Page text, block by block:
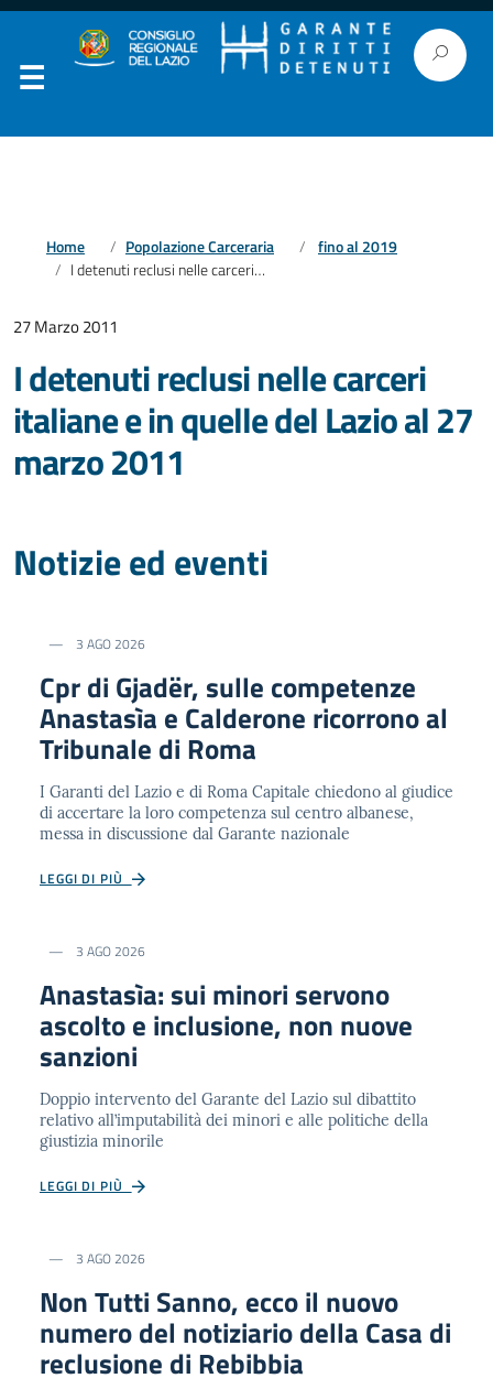
Home Popolazione Carceraria
fino al 2019
I detenuti reclusi nelle carceri italiane e in quelle del Lazio al 27 marzo 2011
27 Marzo 2011
I detenuti reclusi nelle carceri
italiane e in quelle del Lazio al 27
marzo 2011
Notizie ed eventi
3 AGO 2026
Cpr di Gjadër, sulle competenze
Anastasìa e Calderone ricorrono al
Tribunale di Roma
I Garanti del Lazio e di Roma Capitale chiedono al giudice
di accertare la loro competenza sul centro albanese,
messa in discussione dal Garante nazionale
LEGGI DI PIÙ
3 AGO 2026
Anastasìa: sui minori servono
ascolto e inclusione, non nuove
sanzioni
Doppio intervento del Garante del Lazio sul dibattito
relativo all’imputabilità dei minori e alle politiche della
giustizia minorile
LEGGI DI PIÙ
3 AGO 2026
Non Tutti Sanno, ecco il nuovo
numero del notiziario della Casa di
reclusione di Rebibbia